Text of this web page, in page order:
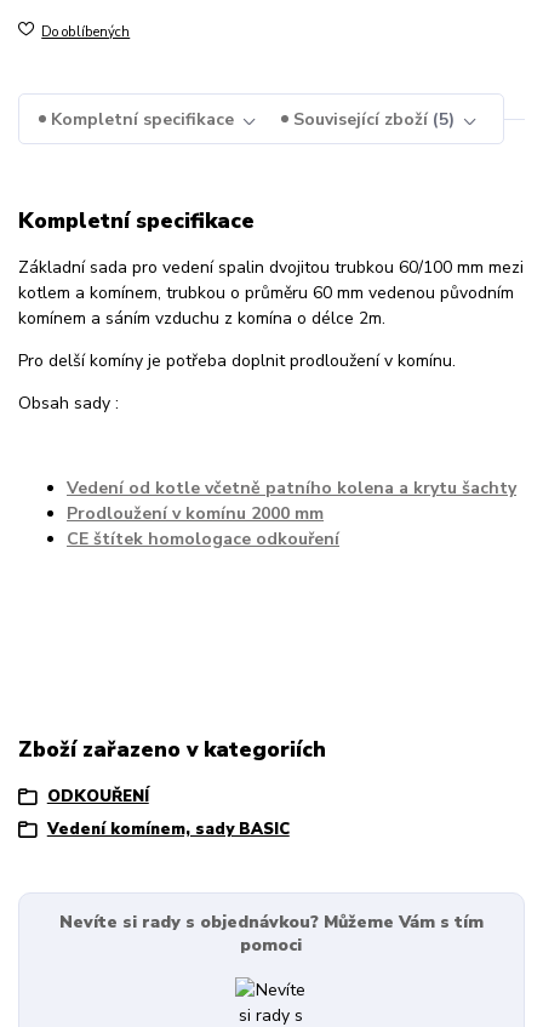
Do oblíbených
Kompletní specifikace Související zboží 5
Kompletní specifikace
Základní sada pro vedení spalin dvojitou trubkou 60/100 mm mezi
kotlem a komínem, trubkou o průměru 60 mm vedenou původním
komínem a sáním vzduchu z komína o délce 2m.
Pro delší komíny je potřeba doplnit prodloužení v komínu.
Obsah sady :
Vedení od kotle včetně patního kolena a krytu šachty
Prodloužení v komínu 2000 mm
CE štítek homologace odkouření
Zboží zařazeno v kategoriích
ODKOUŘENÍ
Vedení komínem, sady BASIC
Nevíte si rady s objednávkou? Můžeme Vám s tím
pomoci